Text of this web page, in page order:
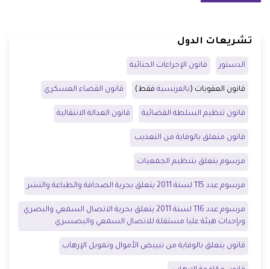
تشريعات الدول
الدستور قانون الإجراءات الجنائية
قانون العقوبات (بالفرنسية فقط) قانون القضاء العسكري
قانون تنظيم السلطة القضائية قانون العدالة الانتقالية
قانون متعلق بالوقاية من التعذيب
مرسوم يتعلق بتنظيم الجمعيات
مرسوم عدد 115 لسنة 2011 يتعلق بحرية الصحافة والطباعة والنشر
مرسوم عدد 116 لسنة 2011 يتعلق بحرية الاتصال السمعي والبصري
وبإحداث هيئة عليا مستقلة للاتصال السمعي والبصسري
قانون يتعلق بالوقاية من تبييض الأموال وتمويل الإرهاب